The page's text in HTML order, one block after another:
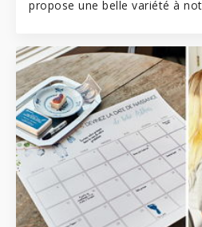
propose une belle variété à